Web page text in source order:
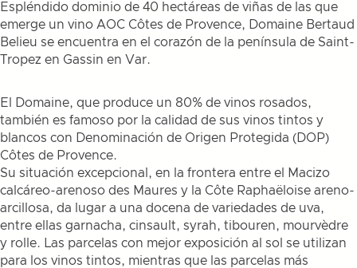
Espléndido dominio de 40 hectáreas de viñas de las que
emerge un vino AOC Côtes de Provence, Domaine Bertaud
Belieu se encuentra en el corazón de la península de Saint-
Tropez en Gassin en Var.
El Domaine, que produce un 80% de vinos rosados,
también es famoso por la calidad de sus vinos tintos y
blancos con Denominación de Origen Protegida (DOP)
Côtes de Provence.
Su situación excepcional, en la frontera entre el Macizo
calcáreo-arenoso des Maures y la Côte Raphaëloise areno-
arcillosa, da lugar a una docena de variedades de uva,
entre ellas garnacha, cinsault, syrah, tibouren, mourvèdre
y rolle. Las parcelas con mejor exposición al sol se utilizan
para los vinos tintos, mientras que las parcelas más